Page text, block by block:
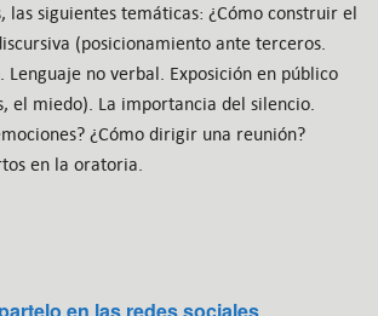
las siguientes temáticas: ¿Cómo construir el
(posicionamiento ante terceros.
no verbal. Exposición en público
el miedo). La importancia del silencio.
¿Cómo dirigir una reunión?
en la oratoria.